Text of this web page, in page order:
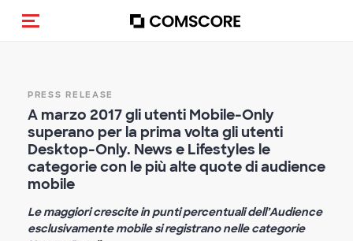
Alternar navegação
PRESS RELEASE
A marzo 2017 gli utenti Mobile-Only
superano per la prima volta gli utenti
Desktop-Only. News e Lifestyles le
categorie con le più alte quote di audience
mobile
Le maggiori crescite in punti percentuali dell’Audience
esclusivamente mobile si registrano nelle categorie